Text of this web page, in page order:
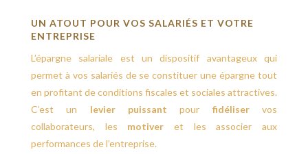
UN ATOUT POUR VOS SALARIÉS ET VOTRE
ENTREPRISE
L’épargne salariale est un dispositif avantageux qui
permet à vos salariés de se constituer une épargne tout
en profitant de conditions fiscales et sociales attractives.
C’est un levier puissant pour fidéliservos
collaborateurs, les motiver et les associer aux
performances de l’entreprise.